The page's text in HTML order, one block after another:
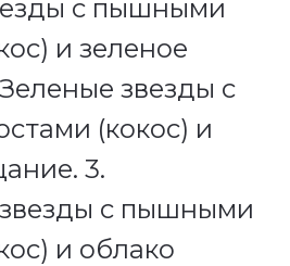
с пышными
и зеленое
звезды с
(кокос) и
3.
с пышными
и облако